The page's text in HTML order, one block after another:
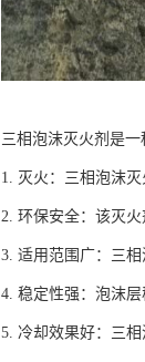
三相泡沫灭火剂是一
1. 灭火：三相泡沫
2. 环保安全：该灭
3. 适用范围广：三
4. 稳定性强：泡沫
5. 冷却效果好：三